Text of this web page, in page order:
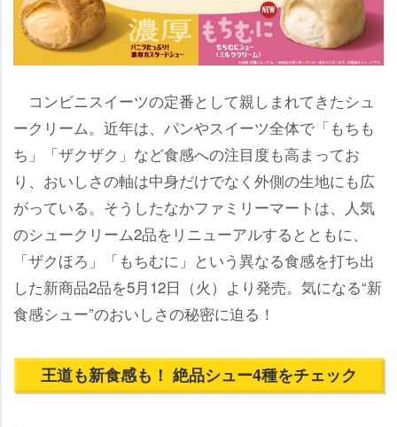
コンビニスイーツの定番として親しまれてきたシュ
ークリーム。近年は、パンやスイーツ全体で「もちも
ち」「ザクザク」など食感への注目度も高まってお
り、おいしさの軸は中身だけでなく外側の生地にも広
がっている。そうしたなかファミリーマートは、人気
のシュークリーム2品をリニューアルするとともに、
「ザクほろ」「もちむに」という異なる食感を打ち出
した新商品2品を5月12日（火）より発売。気になる“新
食感シュー”のおいしさの秘密に迫る！
王道も新食感も！ 絶品シュー4種をチェック